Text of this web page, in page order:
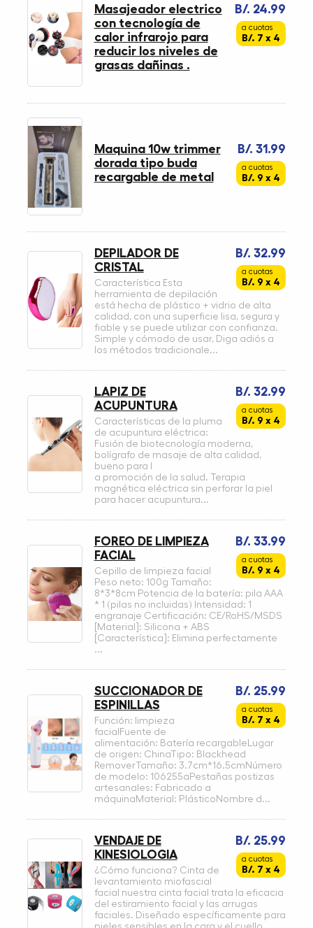
B/. 24.99
a cuotas
B/. 7 x 4
Masajeador electrico
con tecnología de
calor infrarojo para
reducir los niveles de
grasas dañinas .
B/. 31.99
a cuotas
B/. 9 x 4
Maquina 10w trimmer
dorada tipo buda
recargable de metal
B/. 32.99
a cuotas
B/. 9 x 4
DEPILADOR DE
CRISTAL
Característica Esta
herramienta de depilación
está hecha de plástico + vidrio de alta
calidad, con una superficie lisa, segura y
fiable y se puede utilizar con confianza.
Simple y cómodo de usar, Diga adiós a
los métodos tradicionale...
B/. 32.99
a cuotas
B/. 9 x 4
LAPIZ DE
ACUPUNTURA
Características de la pluma
de acupuntura eléctrica:
Fusión de biotecnología moderna,
bolígrafo de masaje de alta calidad,
bueno para l
a promoción de la salud. Terapia
magnética eléctrica sin perforar la piel
para hacer acupuntura...
B/. 33.99
a cuotas
B/. 9 x 4
FOREO DE LIMPIEZA
FACIAL
Cepillo de limpieza facial
Peso neto: 100g Tamaño:
8*3*8cm Potencia de la batería: pila AAA
* 1 (pilas no incluidas) Intensidad: 1
engranaje Certificación: CE/RoHS/MSDS
[Material]: Silicona + ABS
[Característica]: Elimina perfectamente
...
B/. 25.99
a cuotas
B/. 7 x 4
SUCCIONADOR DE
ESPINILLAS
Función: limpieza
facialFuente de
alimentación: Batería recargableLugar
de origen: ChinaTipo: Blackhead
RemoverTamaño: 3.7cm*16.5cmNúmero
de modelo: 106255aPestañas postizas
artesanales: Fabricado a
máquinaMaterial: PlásticoNombre d...
B/. 25.99
a cuotas
B/. 7 x 4
VENDAJE DE
KINESIOLOGIA
¿Cómo funciona? Cinta de
levantamiento miofascial
facial nuestra cinta facial trata la eficacia
del estiramiento facial y las arrugas
faciales. Diseñado específicamente para